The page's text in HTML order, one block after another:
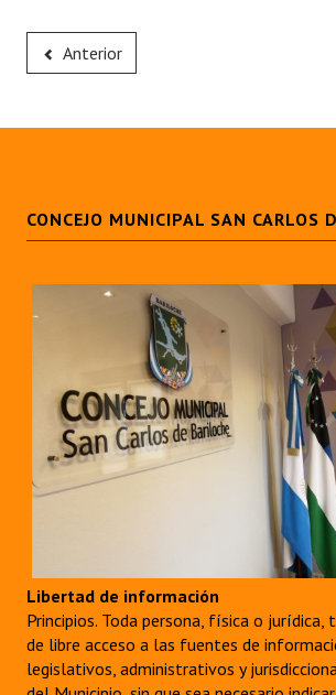
Anterior
CONCEJO MUNICIPAL SAN CARLOS
Libertad de información
Principios. Toda persona, física o jurídica,
de libre acceso a las fuentes de
legislativos, administrativos y